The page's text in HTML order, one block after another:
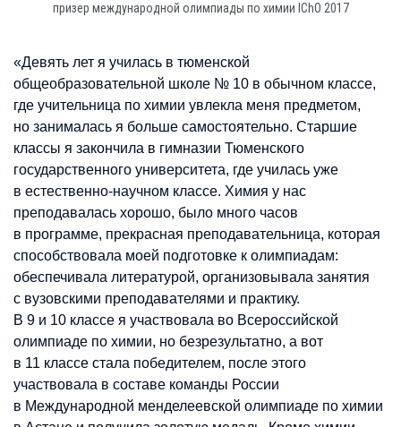
призер международной олимпиады по химии IChO 2017
«Девять лет я училась в тюменской
общеобразовательной школе № 10 в обычном классе,
где учительница по химии увлекла меня предметом,
но занималась я больше самостоятельно. Старшие
классы я закончила в гимназии Тюменского
государственного университета, где училась уже
в естественно-научном классе. Химия у нас
преподавалась хорошо, было много часов
в программе, прекрасная преподавательница, которая
способствовала моей подготовке к олимпиадам:
обеспечивала литературой, организовывала занятия
с вузовскими преподавателями и практику.
В 9 и 10 классе я участвовала во Всероссийской
олимпиаде по химии, но безрезультатно, а вот
в 11 классе стала победителем, после этого
участвовала в составе команды России
в Международной менделеевской олимпиаде по химии